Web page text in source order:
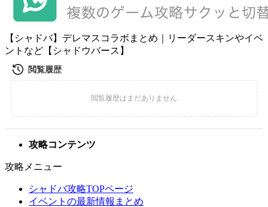
【シャドバ】デレマスコラボまとめ｜リーダースキンやイベ
ントなど【シャドウバース】
攻略コンテンツ
攻略メニュー
シャドバ攻略TOPページ
イベントの最新情報まとめ